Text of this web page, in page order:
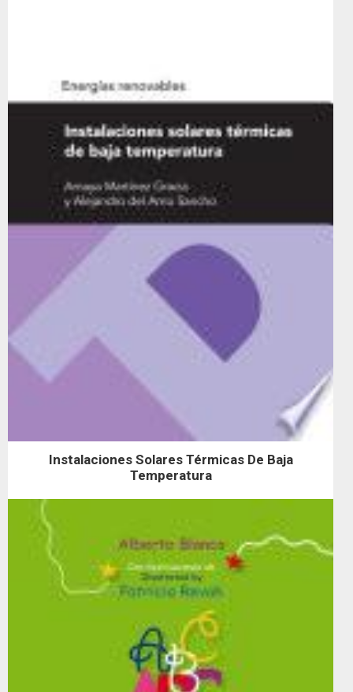
Instalaciones Solares Térmicas De Baja
Temperatura